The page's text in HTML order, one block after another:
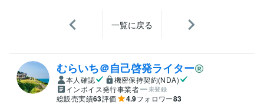
一覧に戻る
むらいち＠自己啓発ライター
本人確認
機密保持契約(NDA)
インボイス発行事業者
未登録
総販売実績63評価 4.9フォロワー83